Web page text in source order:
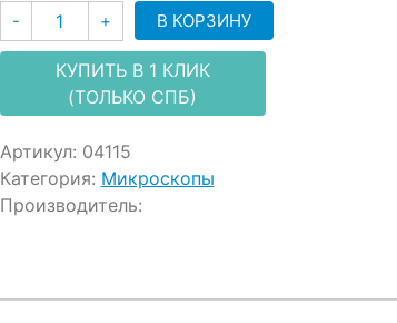
- Количество
+ В КОРЗИНУ
КУПИТЬ В 1 КЛИК
(ТОЛЬКО СПБ)
Артикул: 04115
Категория: Микроскопы
Производитель: